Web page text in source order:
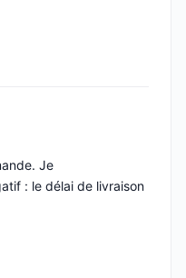
Je
: le délai de livraison